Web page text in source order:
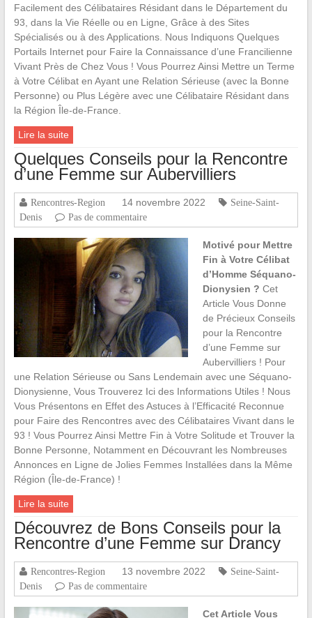
Facilement des Célibataires Résidant dans le Département du
93, dans la Vie Réelle ou en Ligne, Grâce à des Sites
Spécialisés ou à des Applications. Nous Indiquons Quelques
Portails Internet pour Faire la Connaissance d’une Francilienne
Vivant Près de Chez Vous ! Vous Pourrez Ainsi Mettre un Terme
à Votre Célibat en Ayant une Relation Sérieuse (avec la Bonne
Personne) ou Plus Légère avec une Célibataire Résidant dans
la Région Île-de-France.
Lire la suite
Quelques Conseils pour la Rencontre
d’une Femme sur Aubervilliers
Rencontres-Region 14 novembre 2022
Seine-Saint-
Denis
Pas de commentaire
Motivé pour Mettre
Fin à Votre Célibat
d’Homme Séquano-
Dionysien ? Cet
Article Vous Donne
de Précieux Conseils
pour la Rencontre
d’une Femme sur
Aubervilliers ! Pour
une Relation Sérieuse ou Sans Lendemain avec une Séquano-
Dionysienne, Vous Trouverez Ici des Informations Utiles ! Nous
Vous Présentons en Effet des Astuces à l’Efficacité Reconnue
pour Faire des Rencontres avec des Célibataires Vivant dans le
93 ! Vous Pourrez Ainsi Mettre Fin à Votre Solitude et Trouver la
Bonne Personne, Notamment en Découvrant les Nombreuses
Annonces en Ligne de Jolies Femmes Installées dans la Même
Région (Île-de-France) !
Lire la suite
Découvrez de Bons Conseils pour la
Rencontre d’une Femme sur Drancy
Rencontres-Region 13 novembre 2022
Seine-Saint-
Denis
Pas de commentaire
Cet Article Vous